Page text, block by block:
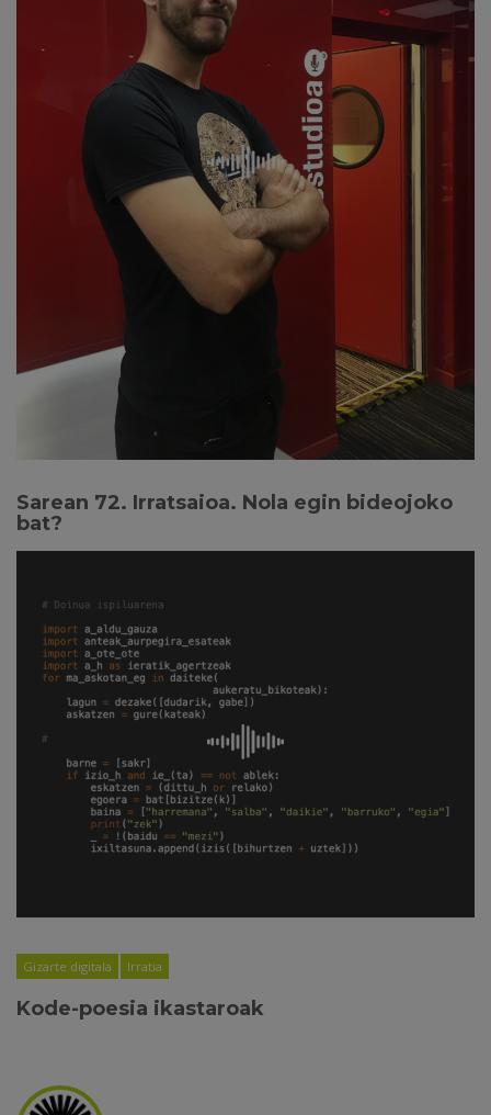
Sarean 72. Irratsaioa. Nola egin bideojoko
bat?
Gizarte digitala Irratia
Kode-poesia ikastaroak